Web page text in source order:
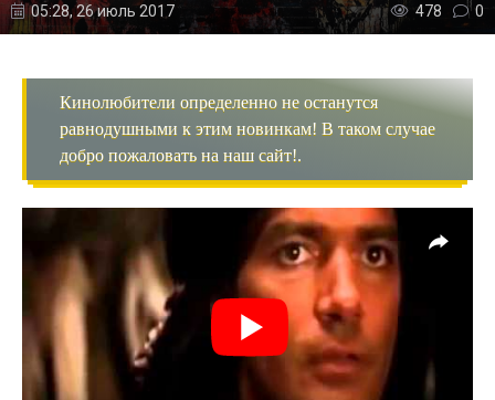
05:28, 26 июль 2017 478 0
Кинолюбители определенно не останутся
равнодушными к этим новинкам! В таком случае
добро пожаловать на наш сайт!.